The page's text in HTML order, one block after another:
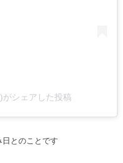
シェアした投稿
とのことです